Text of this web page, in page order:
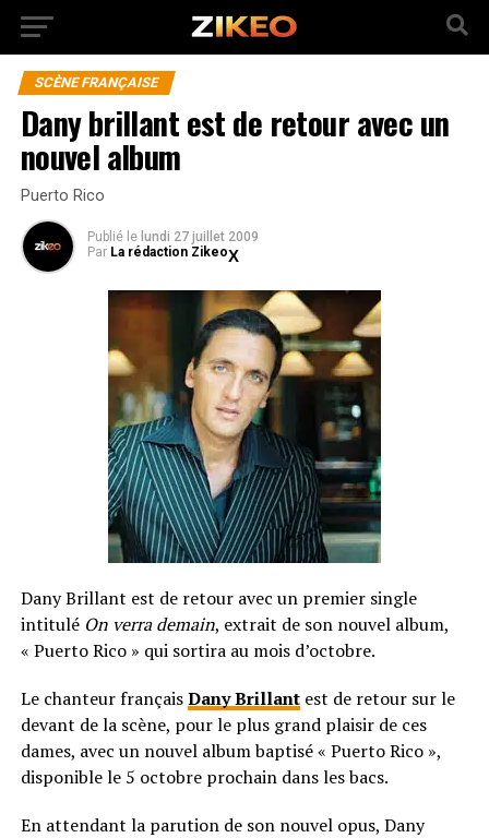
SCÈNE FRANÇAISE
Dany brillant est de retour avec un
nouvel album
Puerto Rico
Publié le lundi 27 juillet 2009
Par La rédaction Zikeo
Dany Brillant est de retour avec un premier single
intitulé On verra demain, extrait de son nouvel album,
« Puerto Rico » qui sortira au mois d’octobre.
Le chanteur françaisDany Brillantest de retour sur le
devant de la scène, pour le plus grand plaisir de ces
dames, avec un nouvel album baptisé « Puerto Rico »,
disponible le 5 octobre prochain dans les bacs.
En attendant la parution de son nouvel opus, Dany